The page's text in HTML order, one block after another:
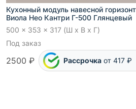
Кухонный модуль навесной
Виола Нео Кантри Г-500 Глянцевый
500 x 353 x 317 (Ш x В x Г)
Под заказ
2500 ₽ Рассрочка от 417 ₽